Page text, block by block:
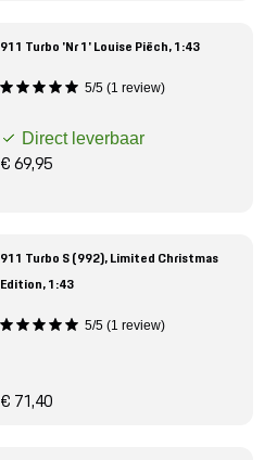
911 Turbo 'Nr 1' Louise Piëch, 1:43
5/5 (1 review)
Direct leverbaar
€ 69,95
911 Turbo S (992), Limited Christmas
Edition, 1:43
5/5 (1 review)
€ 71,40